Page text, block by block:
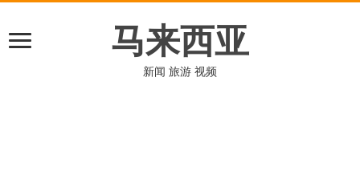
马来西亚
新闻 旅游 视频